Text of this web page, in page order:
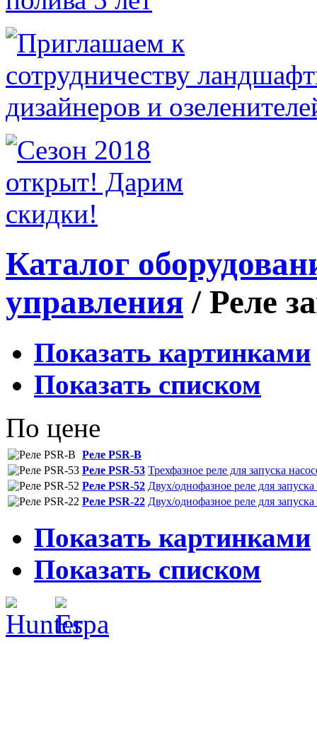
Каталог
управления / Реле
Показать картинками
Показать списком
По цене
Реле PSR-В
Реле PSR-53 Трехфазное реле для запуска
Реле PSR-52 Двух/однофазное реле для
Реле PSR-22 Двух/однофазное реле для
Показать картинками
Показать списком